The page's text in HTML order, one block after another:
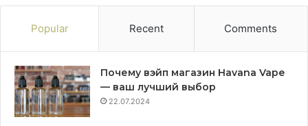
Popular Recent Comments
Почему вэйп магазин Havana Vape
— ваш лучший выбор
22.07.2024